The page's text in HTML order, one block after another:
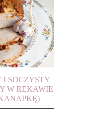
I SOCZYSTY
W RĘKAWIE